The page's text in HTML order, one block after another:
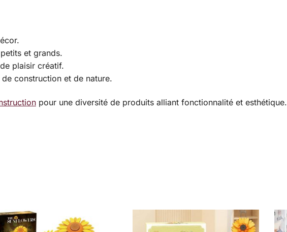
et grands.
plaisir créatif.
construction et de nature.
pour une diversité de produits alliant fonctionnalité et esthétique.